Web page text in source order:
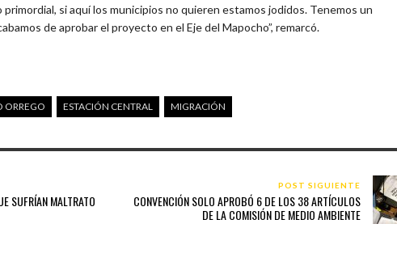
si aquí los municipios no quieren estamos jodidos. Tenemos un
de aprobar el proyecto en el Eje del Mapocho”, remarcó.
ORREGO ESTACIÓN CENTRAL MIGRACIÓN
SUFRÍAN MALTRATO
POST SIGUIENTE
CONVENCIÓN SOLO APROBÓ 6 DE LOS 38 ARTÍCULOS
DE LA COMISIÓN DE MEDIO AMBIENTE